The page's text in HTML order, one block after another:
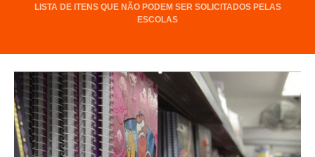
LISTA DE ITENS QUE NÃO PODEM SER SOLICITADOS PELAS
ESCOLAS